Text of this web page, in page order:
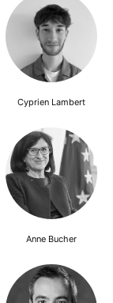
Cyprien Lambert
Anne Bucher